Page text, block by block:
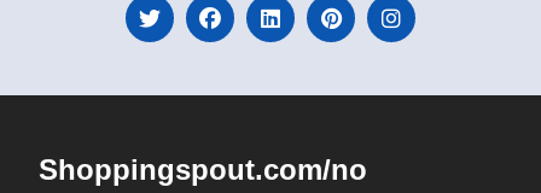
Shoppingspout.com/no